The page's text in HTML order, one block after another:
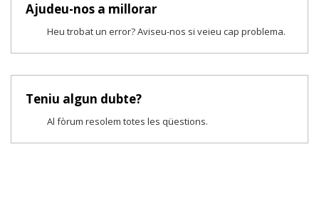
Ajudeu-nos a millorar
Heu trobat un error? Aviseu-nos si veieu cap problema.
Teniu algun dubte?
Al fòrum resolem totes les qüestions.